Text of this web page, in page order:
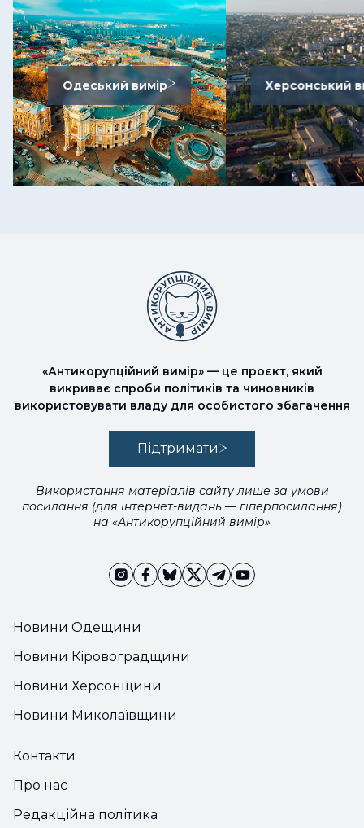
Одеський вимір Херсонський
Новини Одещини
Новини Кіровоградщини
Новини Херсонщини
Новини Миколаївщини
«Антикорупційний вимір» — це проєкт, який
викриває спроби політиків та чиновників
використовувати владу для особистого збагачення
Підтримати
Використання матеріалів сайту лише за умови
посилання (для інтернет-видань — гіперпосилання)
на «Антикорупційний вимір»
Контакти
Про нас
Редакційна політика